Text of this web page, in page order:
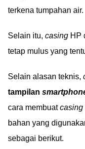
terkena tumpahan air.
Selain itu, casing HP
tetap mulus yang
Selain alasan teknis,
tampilan
cara membuatcasing
bahan yang
sebagai berikut.